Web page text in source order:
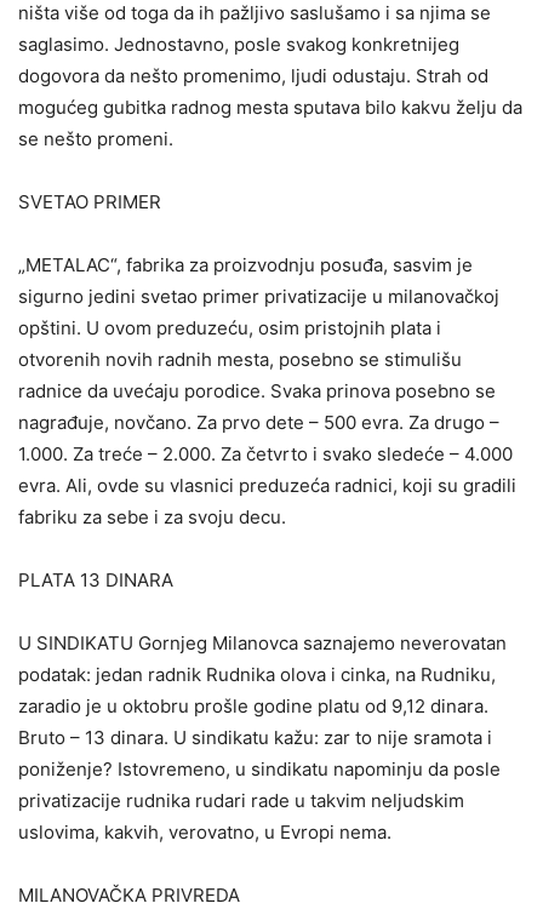
ništa više od toga da ih pažljivo saslušamo i sa njima se
saglasimo. Jednostavno, posle svakog konkretnijeg
dogovora da nešto promenimo, ljudi odustaju. Strah od
mogućeg gubitka radnog mesta sputava bilo kakvu želju da
se nešto promeni.
SVETAO PRIMER
„METALAC“, fabrika za proizvodnju posuđa, sasvim je
sigurno jedini svetao primer privatizacije u milanovačkoj
opštini. U ovom preduzeću, osim pristojnih plata i
otvorenih novih radnih mesta, posebno se stimulišu
radnice da uvećaju porodice. Svaka prinova posebno se
nagrađuje, novčano. Za prvo dete – 500 evra. Za drugo –
1.000. Za treće – 2.000. Za četvrto i svako sledeće – 4.000
evra. Ali, ovde su vlasnici preduzeća radnici, koji su gradili
fabriku za sebe i za svoju decu.
PLATA 13 DINARA
U SINDIKATU Gornjeg Milanovca saznajemo neverovatan
podatak: jedan radnik Rudnika olova i cinka, na Rudniku,
zaradio je u oktobru prošle godine platu od 9,12 dinara.
Bruto – 13 dinara. U sindikatu kažu: zar to nije sramota i
poniženje? Istovremeno, u sindikatu napominju da posle
privatizacije rudnika rudari rade u takvim neljudskim
uslovima, kakvih, verovatno, u Evropi nema.
MILANOVAČKA PRIVREDA